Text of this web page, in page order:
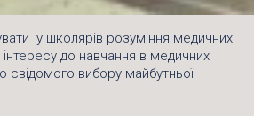
у школярів розуміння медичних
до навчання в медичних
свідомого вибору майбутньої